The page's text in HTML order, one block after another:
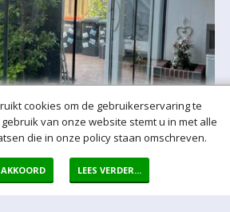
cookies om de gebruikerservaring te
van onze website stemt u in met alle
die in onze policy staan omschreven.
LEES VERDER...